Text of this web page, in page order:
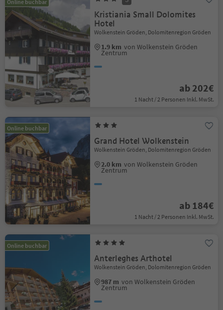
Online buchbar
Kristiania Small Dolomites
Hotel
Wolkenstein Gröden, Dolomitenregion Gröden
1.9 km von Wolkenstein Gröden
Zentrum
ab 202€
1 Nacht / 2 Personen Inkl. MwSt.
Online buchbar
Grand Hotel Wolkenstein
Wolkenstein Gröden, Dolomitenregion Gröden
2.0 km von Wolkenstein Gröden
Zentrum
ab 184€
1 Nacht / 2 Personen Inkl. MwSt.
Online buchbar
Anterleghes Arthotel
Wolkenstein Gröden, Dolomitenregion Gröden
987 m von Wolkenstein Gröden
Zentrum